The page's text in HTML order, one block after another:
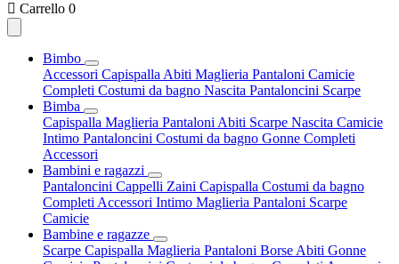
 Carrello 0
Bimbo
Accessori Capispalla Abiti Maglieria Pantaloni Camicie
Completi Costumi da bagno Nascita Pantaloncini Scarpe
Bimba
Capispalla Maglieria Pantaloni Abiti Scarpe Nascita Camicie
Intimo Pantaloncini Costumi da bagno Gonne Completi
Accessori
Bambini e ragazzi
Pantaloncini Cappelli Zaini Capispalla Costumi da bagno
Completi Accessori Intimo Maglieria Pantaloni Scarpe
Camicie
Bambine e ragazze
Scarpe Capispalla Maglieria Pantaloni Borse Abiti Gonne